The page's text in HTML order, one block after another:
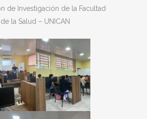
de Investigación de la Facultad
la Salud – UNICAN